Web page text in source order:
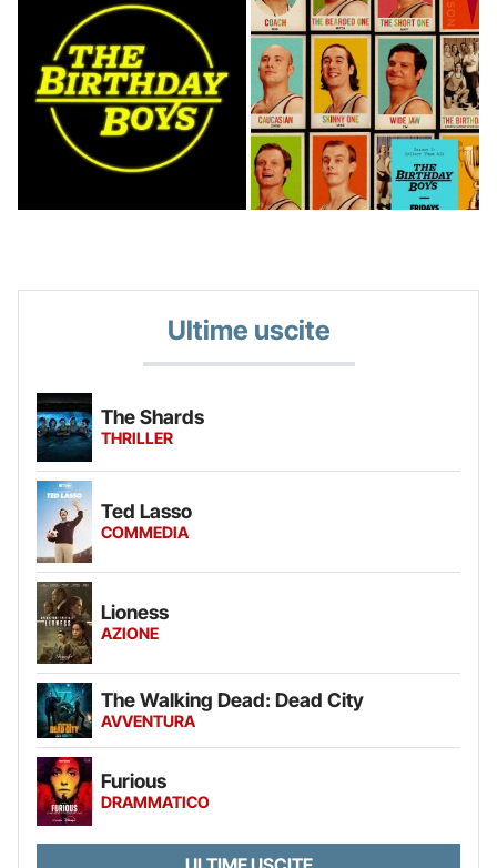
Ultime uscite
The Shards
THRILLER
Ted Lasso
COMMEDIA
Lioness
AZIONE
The Walking Dead: Dead City
AVVENTURA
Furious
DRAMMATICO